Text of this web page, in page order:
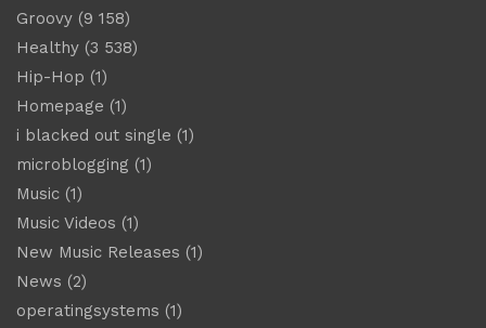
Groovy (9 158)
Healthy (3 538)
Hip-Hop (1)
Homepage (1)
i blacked out single (1)
microblogging (1)
Music (1)
Music Videos (1)
New Music Releases (1)
News (2)
operatingsystems (1)